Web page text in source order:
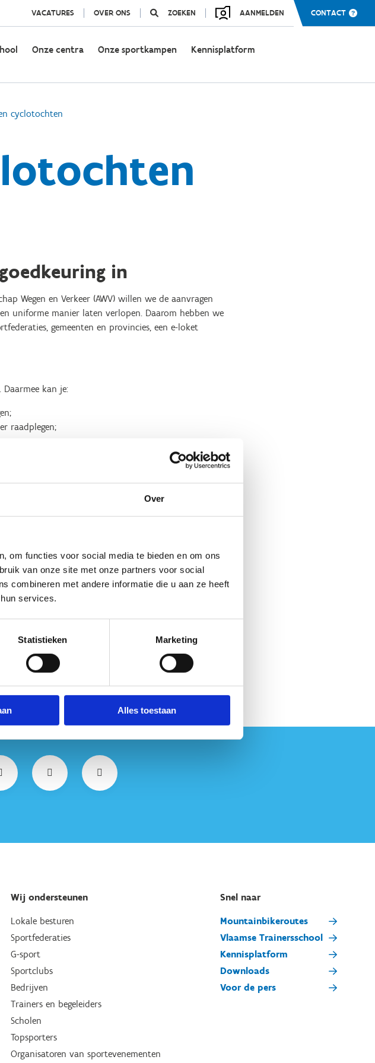
Over
om functies voor social media te bieden en om ons
van onze site met onze partners voor social
combineren met andere informatie die u aan ze heeft
services.
Statistieken Marketing
Alles toestaan
VACATURES OVER ONS ZOEKEN AANMELDEN CONTACT
Onze centra Onze sportkampen Kennisplatform
cyclotochten
in
Wegen en Verkeer (AWV) willen we de aanvragen
uniforme manier laten verlopen. Daarom hebben we
gemeenten en provincies, een e-loket
kan je:
raadplegen;
toertochten, het overzicht van de
voorziet om de aanvraagprocedure van toertochten
voor de organisatie van de toertocht en kan
die door je
ze goed
Stuur een bericht
Wij ondersteunen
Lokale besturen
Sportfederaties
G-sport
Sportclubs
Bedrijven
Trainers en begeleiders
Scholen
Topsporters
Organisatoren van sportevenementen
Snel naar
Mountainbikeroutes
Vlaamse Trainersschool
Kennisplatform
Downloads
Voor de pers